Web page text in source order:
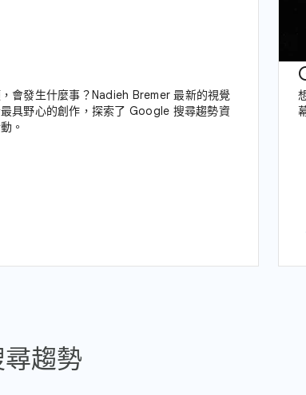
會發生什麼事？Nadieh Bremer 最新的視覺
具野心的創作，探索了 Google 搜尋趨勢資
。
趨勢